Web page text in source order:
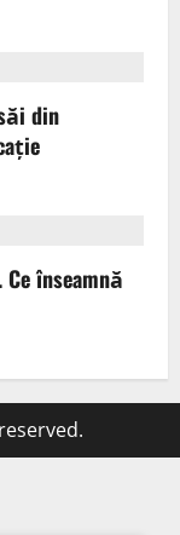
din
înseamnă